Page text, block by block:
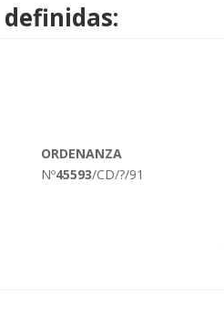
ORDENANZA
Nº45593/CD/?/91